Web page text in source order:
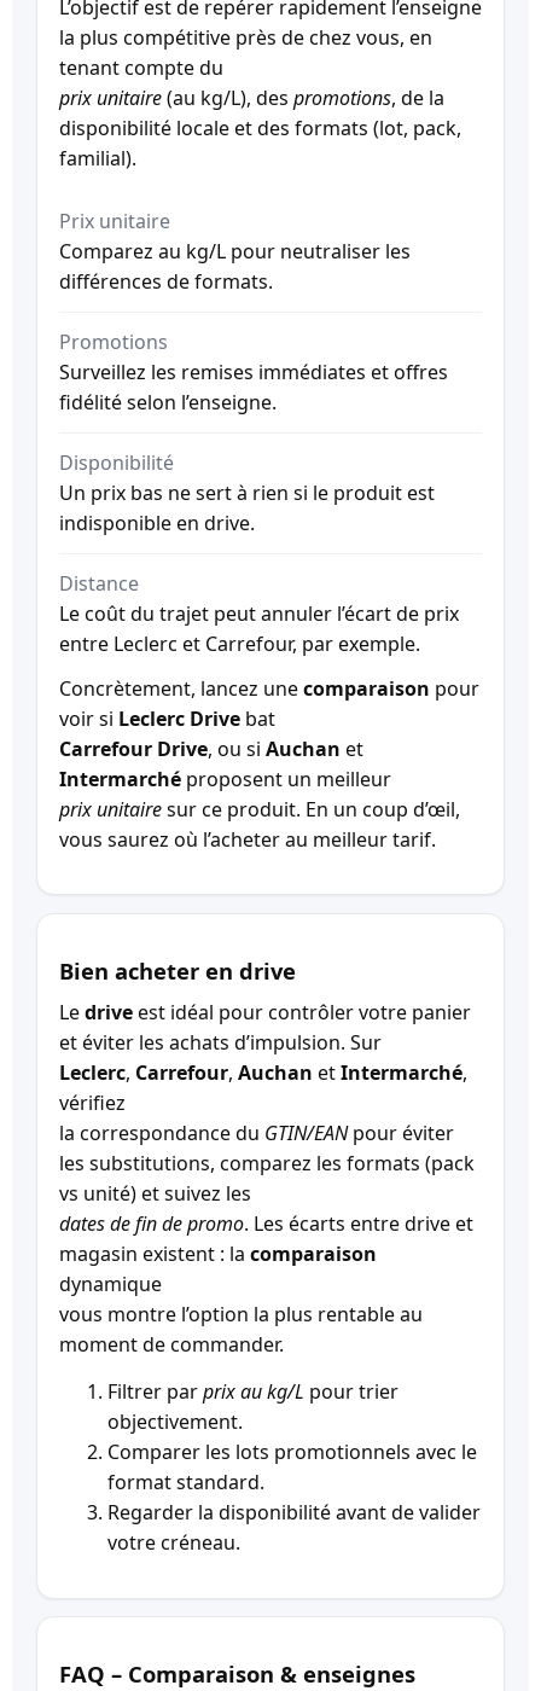
L’objectif est de repérer rapidement l’enseigne
la plus compétitive près de chez vous, en
tenant compte du
prix unitaire(au kg/L), des promotions, de la
disponibilité locale et des formats (lot, pack,
familial).
Prix unitaire
Comparez au kg/L pour neutraliser les
différences de formats.
Promotions
Surveillez les remises immédiates et offres
fidélité selon l’enseigne.
Disponibilité
Un prix bas ne sert à rien si le produit est
indisponible en drive.
Distance
Le coût du trajet peut annuler l’écart de prix
entre Leclerc et Carrefour, par exemple.
Concrètement, lancez unecomparaison pour
voir si Leclerc Drive bat
Carrefour Drive, ou si Auchan et
Intermarché proposent un meilleur
prix unitairesur ce produit. En un coup d’œil,
vous saurez où l’acheter au meilleur tarif.
Bien acheter en drive
Ledriveest idéal pour contrôler votre panier
et éviter les achats d’impulsion. Sur
Leclerc, Carrefour, Auchan etIntermarché,
vérifiez
la correspondance du GTIN/EANpour éviter
les substitutions, comparez les formats (pack
vs unité) et suivez les
dates de fin de promo. Les écarts entre drive et
magasin existent : la comparaison
dynamique
vous montre l’option la plus rentable au
moment de commander.
Filtrer parprix au kg/L pour trier
objectivement.
Comparer les lots promotionnels avec le
format standard.
Regarder la disponibilité avant de valider
votre créneau.
FAQ – Comparaison & enseignes